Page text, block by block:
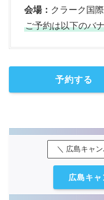
会場： クラーク国
ご予約は以下のバ
予約する
＼ 広島キャ
広島キ